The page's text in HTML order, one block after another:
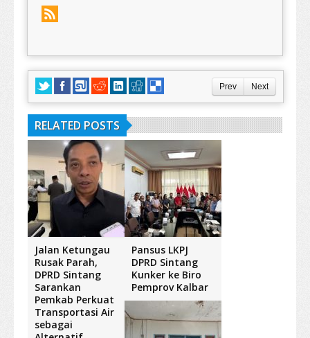
Prev Next
RELATED POSTS
Jalan Ketungau
Rusak Parah,
DPRD Sintang
Sarankan
Pemkab Perkuat
Transportasi Air
sebagai
Pansus LKPJ
DPRD Sintang
Kunker ke Biro
Pemprov Kalbar